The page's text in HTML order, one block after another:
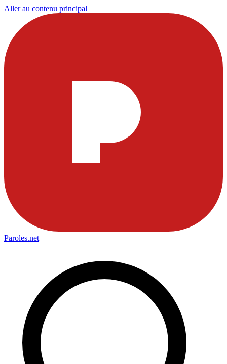
Aller au contenu principal
Paroles.net